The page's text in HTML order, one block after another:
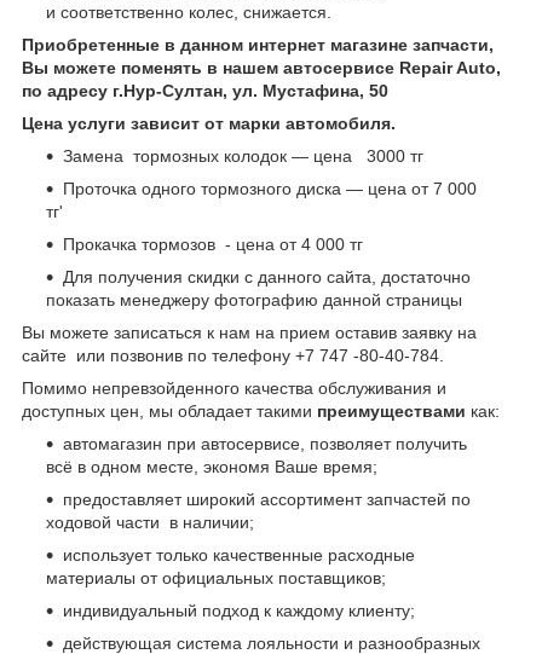
и соответственно колес, снижается.
Приобретенные в данном интернет магазине запчасти,
Вы можете поменять в нашем автосервисе Repair Auto,
по адресу г.Нур-Султан, ул. Мустафина, 50
Цена услуги зависит от марки автомобиля.
Замена тормозных колодок — цена 3000 тг
Проточка одного тормозного диска — цена от 7 000
тг'
Прокачка тормозов - цена от 4 000 тг
Для получения скидки с данного сайта, достаточно
показать менеджеру фотографию данной страницы
Вы можете записаться к нам на прием оставив заявку на
сайте или позвонив по телефону +7 747 -80-40-784.
Помимо непревзойденного качества обслуживания и
доступных цен, мы обладает такими преимуществами как:
автомагазин при автосервисе, позволяет получить
всё в одном месте, экономя Ваше время;
предоставляет широкий ассортимент запчастей по
ходовой части в наличии;
использует только качественные расходные
материалы от официальных поставщиков;
индивидуальный подход к каждому клиенту;
действующая система лояльности и разнообразных